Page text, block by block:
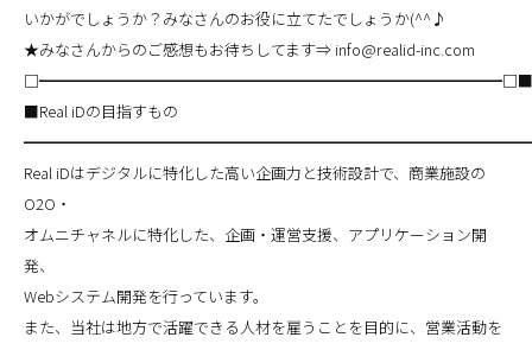
いかがでしょうか？みなさんのお役に立てたでしょうか(^^♪
★みなさんからのご感想もお待ちしてます⇒ info@realid-inc.com
■Real iDの目指すもの
Real iDはデジタルに特化した高い企画力と技術設計で、商業施設の
O2O・
オムニチャネルに特化した、企画・運営支援、アプリケーション開
発、
Webシステム開発を行っています。
また、当社は地方で活躍できる人材を雇うことを目的に、営業活動を